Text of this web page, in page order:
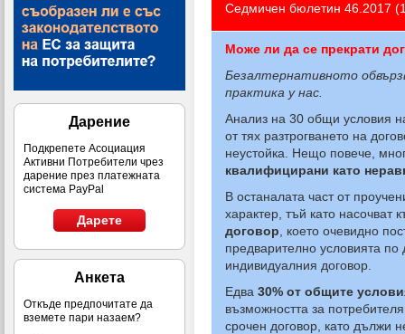
Дарение
Подкрепете Асоциация
Активни Потребители чрез
дарение през платежната
система PayPal
Дарете
Анкета
Откъде предпочитате да
вземете пари назаем?
Седмичен бюлетин 46.2017
Може ли да се прекрати
Безалтернативното
практика у нас.
Анализ на 30 общи условия
от тях разтрогването на
неустойка. Нещо повече,
квалифицирани като
В останалата част от
характер, тъй като насочват
договор , което очевидно
предварително условията
индивидуалния договор.
Едва 30% от общите
възможността за
срочен договор, като дължи